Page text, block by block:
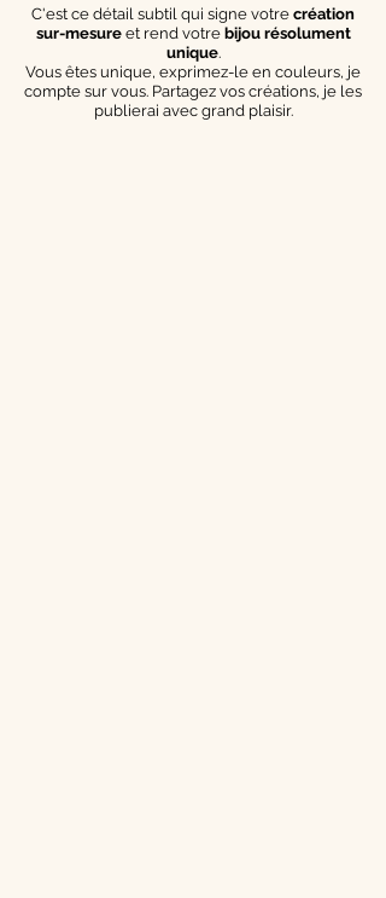
C'est ce détail subtil qui signe votre création
sur-mesureet rend votre bijou résolument
unique.
Vous êtes unique, exprimez-le en couleurs, je
compte sur vous. Partagez vos créations, je les
publierai avec grand plaisir.